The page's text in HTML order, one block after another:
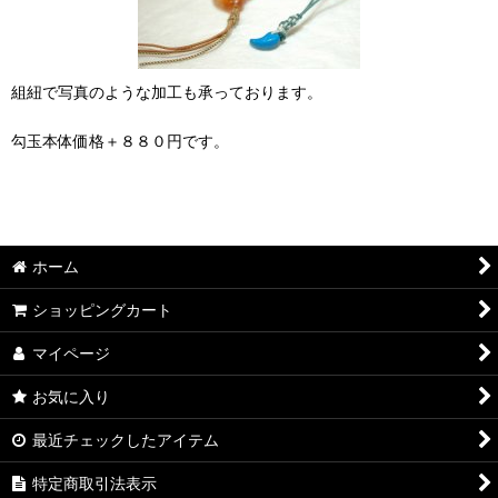
組紐で写真のような加工も承っております。
勾玉本体価格＋８８０円です。
ホーム
ショッピングカート
マイページ
お気に入り
最近チェックしたアイテム
特定商取引法表示